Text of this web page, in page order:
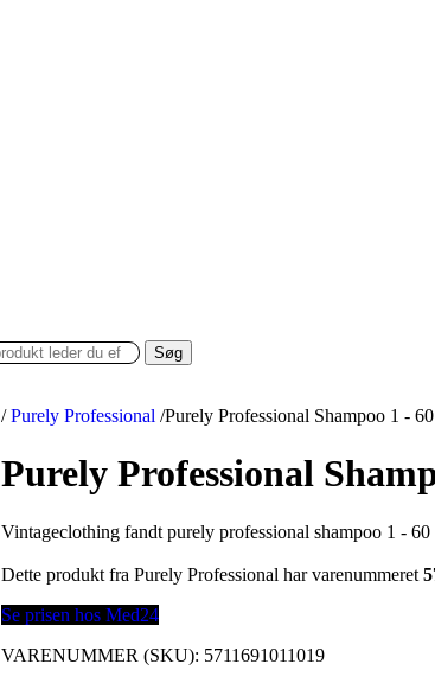
Søg
/ Purely Professional /Purely Professional Shampoo 1 -
Purely Professional
Vintageclothing fandt purely professional shampoo 1 -
Dette produkt fra Purely Professional har varenummeret
Se prisen hos Med24
VARENUMMER (SKU): 5711691011019